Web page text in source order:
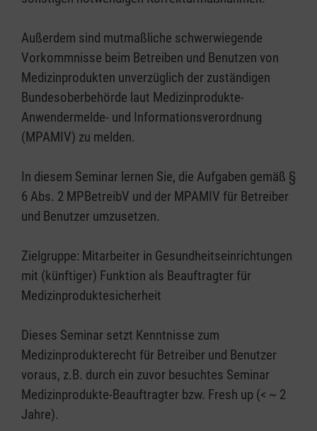
Außerdem sind mutmaßliche schwerwiegende
Vorkommnisse beim Betreiben und Benutzen von
Medizinprodukten unverzüglich der zuständigen
Bundesoberbehörde laut Medizinprodukte-
Anwendermelde- und Informationsverordnung
(MPAMIV) zu melden.
In diesem Seminar lernen Sie, die Aufgaben gemäß §
6 Abs. 2 MPBetreibV und der MPAMIV für Betreiber
und Benutzer umzusetzen.
Zielgruppe: Mitarbeiter in Gesundheitseinrichtungen
mit (künftiger) Funktion als Beauftragter für
Medizinproduktesicherheit
Dieses Seminar setzt Kenntnisse zum
Medizinprodukterecht für Betreiber und Benutzer
voraus, z.B. durch ein zuvor besuchtes Seminar
Medizinprodukte-Beauftragter bzw. Fresh up (< ~ 2
Jahre).